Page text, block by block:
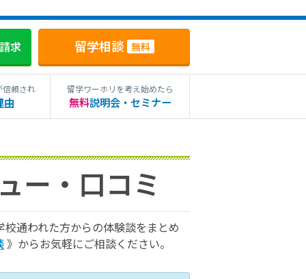
求 留学相談 無料
頼され
由
留学ワーホリを考え始めたら
無料説明会・セミナー
ー・口コミ
通われた方からの体験談をまとめ
》からお気軽にご相談ください。